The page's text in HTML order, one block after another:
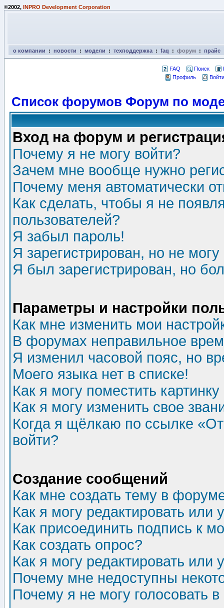
©2002, INPRO Development Corporation
о компании : новости : модели : техподдержка : faq : форум : прайс
FAQ Поиск
Профиль
Список форумов Форум по
Вход на форум и
Почему я не могу войти?
Зачем мне вообще нужно
Почему меня автоматически
Как сделать, чтобы я не
пользователей?
Я забыл пароль!
Я зарегистрирован, но не могу
Я был зарегистрирован, но
Параметры и настройки
Как мне изменить мои
В форумах неправильное
Я изменил часовой пояс, но
Моего языка нет в списке!
Как я могу поместить
Как я могу изменить свое
Когда я щёлкаю по ссылке
войти?
Создание сообщений
Как мне создать тему в
Как я могу редактировать или
Как присоединить подпись к
Как создать опрос?
Как я могу редактировать или
Почему мне недоступны
Почему я не могу голосовать